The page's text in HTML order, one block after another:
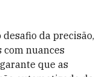
da precisão,
nuances
que as